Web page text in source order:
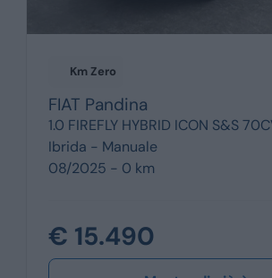
Km Zero
FIAT Pandina
1.0 FIREFLY HYBRID ICON S&S
Ibrida - Manuale
08/2025 - 0 km
€ 15.490